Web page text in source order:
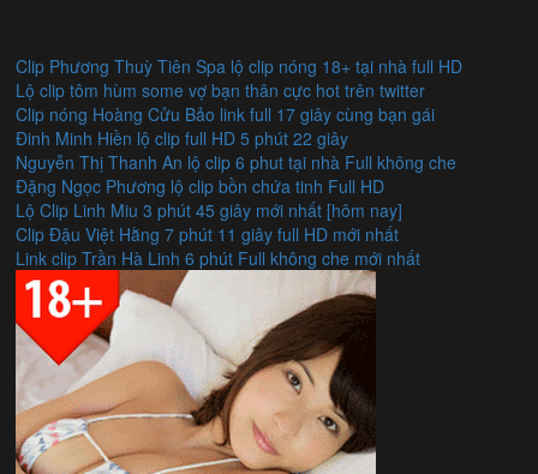
Clip Phương Thuỳ Tiên Spa lộ clip nóng 18+ tại nhà full HD
Lộ clip tôm hùm some vợ bạn thân cực hot trên twitter
Clip nóng Hoàng Cửu Bảo link full 17 giây cùng bạn gái
Đinh Minh Hiền lộ clip full HD 5 phút 22 giây
Nguyễn Thị Thanh An lộ clip 6 phut tại nhà Full không che
Đặng Ngọc Phương lộ clip bồn chứa tinh Full HD
Lộ Clip Linh Miu 3 phút 45 giây mới nhất [hôm nay]
Clip Đậu Việt Hằng 7 phút 11 giây full HD mới nhất
Link clip Trần Hà Linh 6 phút Full không che mới nhất